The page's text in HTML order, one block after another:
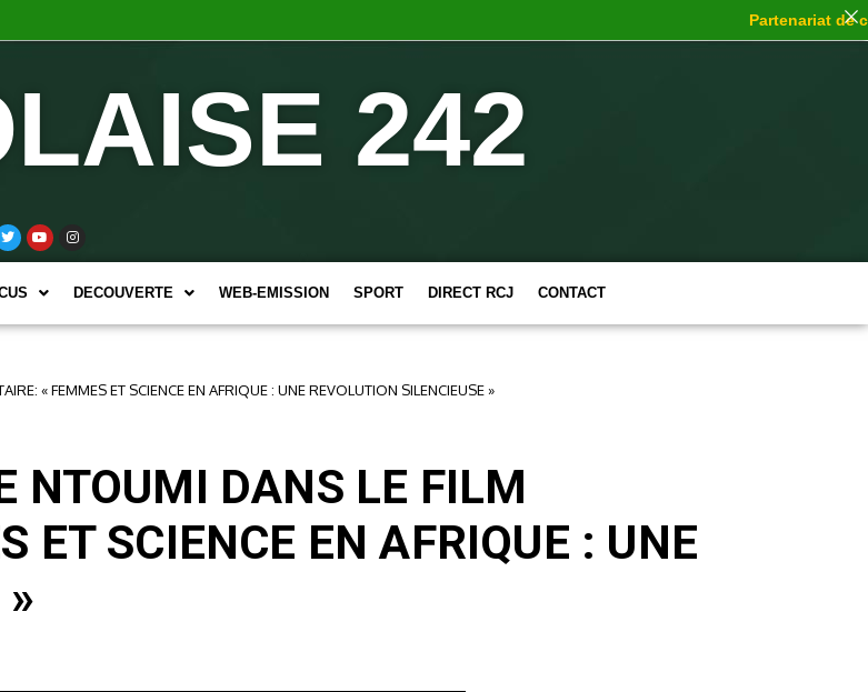
242
DECOUVERTE WEB-EMISSION SPORT DIRECT RCJ CONTACT
« FEMMES ET SCIENCE EN AFRIQUE : UNE REVOLUTION SILENCIEUSE »
NTOUMI DANS LE FILM
ET SCIENCE EN AFRIQUE : UNE
Partenariat de choc :